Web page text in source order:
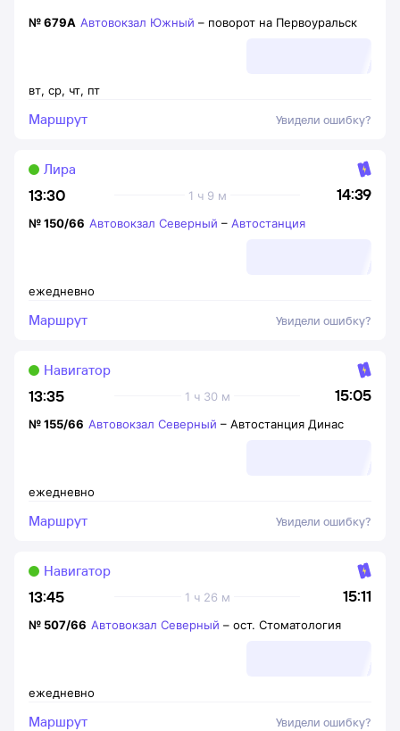
вт, ср, чт, пт
№679А Автовокзал Южный – поворот на Первоуральск
Маршрут Увидели ошибку?
13:30 14:39
1 ч 9 м
Лира
ежедневно
№150/66 Автовокзал Северный – Автостанция
Маршрут Увидели ошибку?
13:35 15:05
1 ч 30 м
Навигатор
ежедневно
№155/66 Автовокзал Северный – Автостанция Динас
Маршрут Увидели ошибку?
13:45 15:11
1 ч 26 м
Навигатор
ежедневно
№ 507/66 Автовокзал Северный – ост. Стоматология
Маршрут Увидели ошибку?